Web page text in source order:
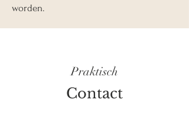
worden.
Praktisch
Contact